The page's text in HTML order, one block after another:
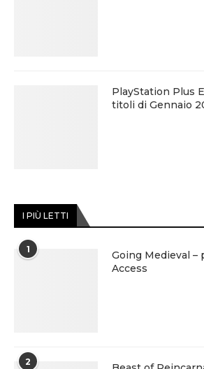
PlayStation Plus
titoli di Gennaio
I PIÙ LETTI
1
Going Medieval –
Access
2